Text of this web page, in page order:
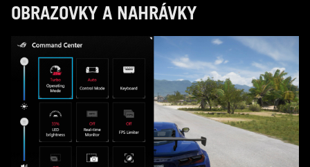
OBRAZOVKY A NAHRÁVKY